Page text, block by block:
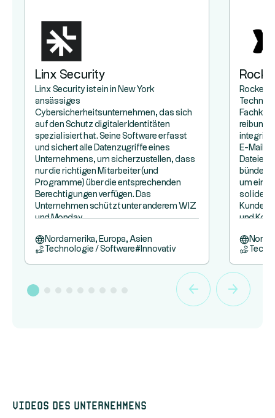
Linx Security
Linx Security ist ein in New York
ansässiges
Cybersicherheitsunternehmen, das sich
auf den Schutz digitaler Identitäten
spezialisiert hat. Seine Software erfasst
und sichert alle Datenzugriffe eines
Unternehmens, um sicherzustellen, dass
nur die richtigen Mitarbeiter (und
Programme) über die entsprechenden
Berechtigungen verfügen. Das
Unternehmen schützt unter anderem WIZ
und Monday.
Nordamerika, Europa, Asien
Technologie / Software# Innovativ
E-Mail-
Dateien:
bündelt
um eine
soliden
Kunden
und
Videos des Unternehmens